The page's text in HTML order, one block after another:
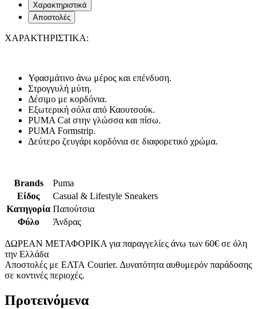
Χαρακτηριστικά
Αποστολές
ΧΑΡΑΚΤΗΡΙΣΤΙΚΑ:
Υφασμάτινο άνω μέρος και επένδυση.
Στρογγυλή μύτη.
Δέσιμο με κορδόνια.
Εξωτερική σόλα από Καουτσούκ.
PUMA Cat στην γλώσσα και πίσω.
PUMA Formstrip.
Δεύτερο ζευγάρι κορδόνια σε διαφορετικό χρώμα.
Brands
Puma
Είδος
Casual & Lifestyle Sneakers
Κατηγορία Παπούτσια
Φύλο
Άνδρας
ΔΩΡΕΑΝ ΜΕΤΑΦΟΡΙΚΑ για παραγγελίες άνω των 60€ σε όλη
την Ελλάδα
Αποστολές με ΕΛΤΑ Courier. Δυνατότητα αυθυμερόν παράδοσης
σε κοντινές περιοχές.
Προτεινόμενα